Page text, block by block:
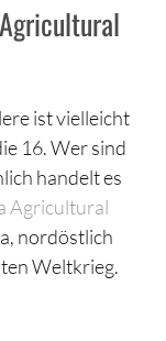
ist vielleicht
16. Wer sind
handelt es
Agricultural
nordöstlich
Weltkrieg.